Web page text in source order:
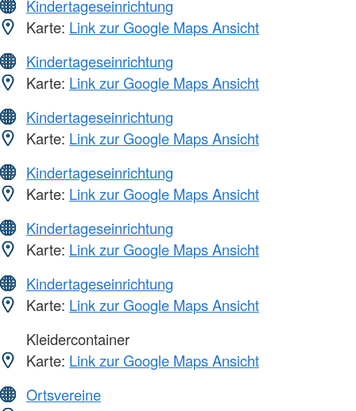
Kindertageseinrichtung
Karte: Link zur Google Maps Ansicht
Kindertageseinrichtung
Karte: Link zur Google Maps Ansicht
Kindertageseinrichtung
Karte: Link zur Google Maps Ansicht
Kindertageseinrichtung
Karte: Link zur Google Maps Ansicht
Kindertageseinrichtung
Karte: Link zur Google Maps Ansicht
Kindertageseinrichtung
Karte: Link zur Google Maps Ansicht
Kleidercontainer
Karte: Link zur Google Maps Ansicht
Ortsvereine